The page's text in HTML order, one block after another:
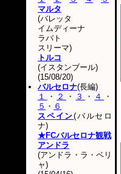
マルタ
(バレッタ
イムディーナ
ラバト
スリーマ)
トルコ
(イスタンブール)
(15/08/20)
バルセロナ(長編)
１
・ ２ ・ ３ ・ ４
・
５ ・ ６
スペイン(バルセロ
ナ)
★FCバルセロナ観戦
アンドラ
(アンドラ・ラ・ベリ
ャ)